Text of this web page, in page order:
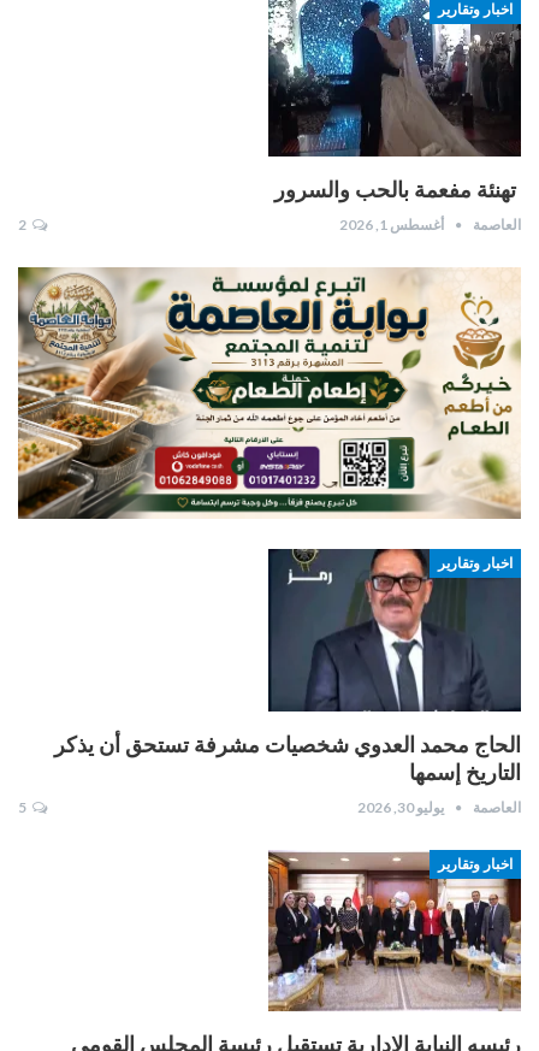
اخبار وتقارير
​ تهنئة مفعمة بالحب والسرور
العاصمة أغسطس 1, 2026
اخبار وتقارير
الحاج محمد العدوي شخصيات مشرفة تستحق أن يذكر
التاريخ إسمها
العاصمة يوليو 30, 2026
اخبار وتقارير
رئيسه النيابة الإدارية تستقبل رئيسة المجلس القومي